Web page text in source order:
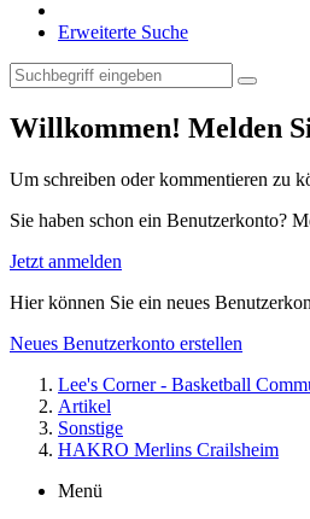
Erweiterte Suche
Willkommen! Melden
Um schreiben oder kommentieren zu
Sie haben schon ein Benutzerkonto?
Jetzt anmelden
Hier können Sie ein neues
Neues Benutzerkonto erstellen
Lee's Corner - Basketball
Artikel
Sonstige
HAKRO Merlins Crailsheim
Menü